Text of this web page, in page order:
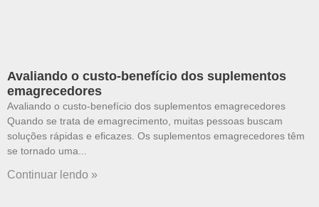
Avaliando o custo-benefício dos suplementos
emagrecedores
Avaliando o custo-benefício dos suplementos emagrecedores
Quando se trata de emagrecimento, muitas pessoas buscam
soluções rápidas e eficazes. Os suplementos emagrecedores têm
se tornado uma
Continuar lendo »